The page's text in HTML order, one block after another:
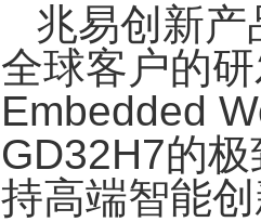
兆易创新产
全球客户的
Embedded
GD32H7的
持高端智能